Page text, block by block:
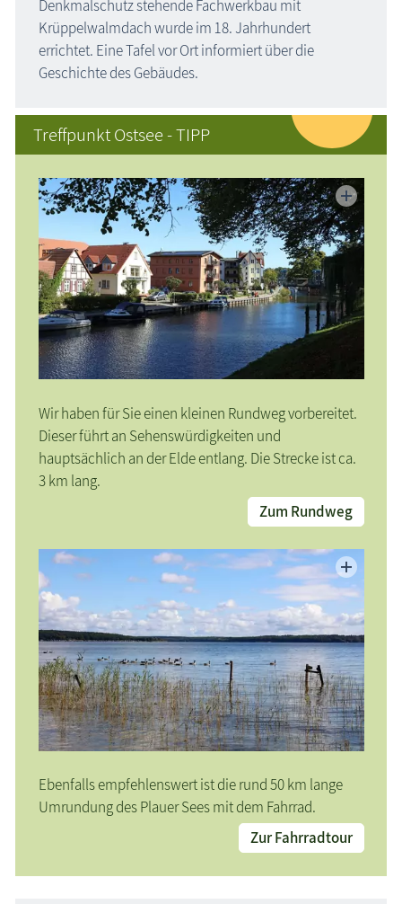
Denkmalschutz stehende Fachwerkbau mit
Krüppelwalmdach wurde im 18. Jahrhundert
errichtet. Eine Tafel vor Ort informiert über die
Geschichte des Gebäudes.
Treffpunkt Ostsee - TIPP
Wir haben für Sie einen kleinen Rundweg vorbereitet.
Dieser führt an Sehenswürdigkeiten und
hauptsächlich an der Elde entlang. Die Strecke ist ca.
3 km lang.
Zum Rundweg
Ebenfalls empfehlenswert ist die rund 50 km lange
Umrundung des Plauer Sees mit dem Fahrrad.
Zur Fahrradtour